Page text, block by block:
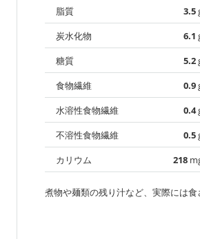
脂質
3.5
炭水化物
6.1
糖質
5.2
食物繊維
0.9
水溶性食物繊維
0.4
不溶性食物繊維
0.5
カリウム
218
煮物や麺類の残り汁など、実際には